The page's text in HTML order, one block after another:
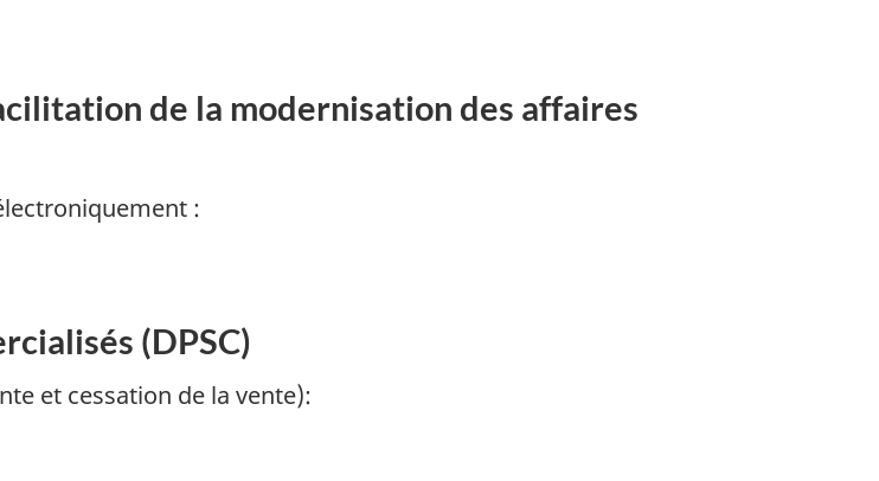
de la modernisation des affaires
:
(DPSC)
et cessation de la vente):